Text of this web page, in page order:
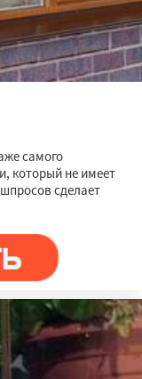
самого
который не имеет
сделает